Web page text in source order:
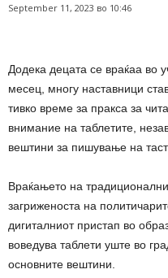
September 11, 2023 во 10:46
Додека децата се враќаа во
месец, многу наставници
тивко време за пракса за
внимание на таблетите,
вештини за пишување на
Враќањето на
загриженоста на
дигиталниот пристап во
воведува таблети уште во
основните вештини.